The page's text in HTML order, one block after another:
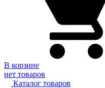
В корзине
нет товаров
Каталог товаров